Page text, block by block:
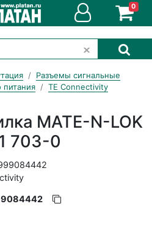
0
Разъемы сигнальные
питания
TE Connectivity
MATE-N-LOK
703-0